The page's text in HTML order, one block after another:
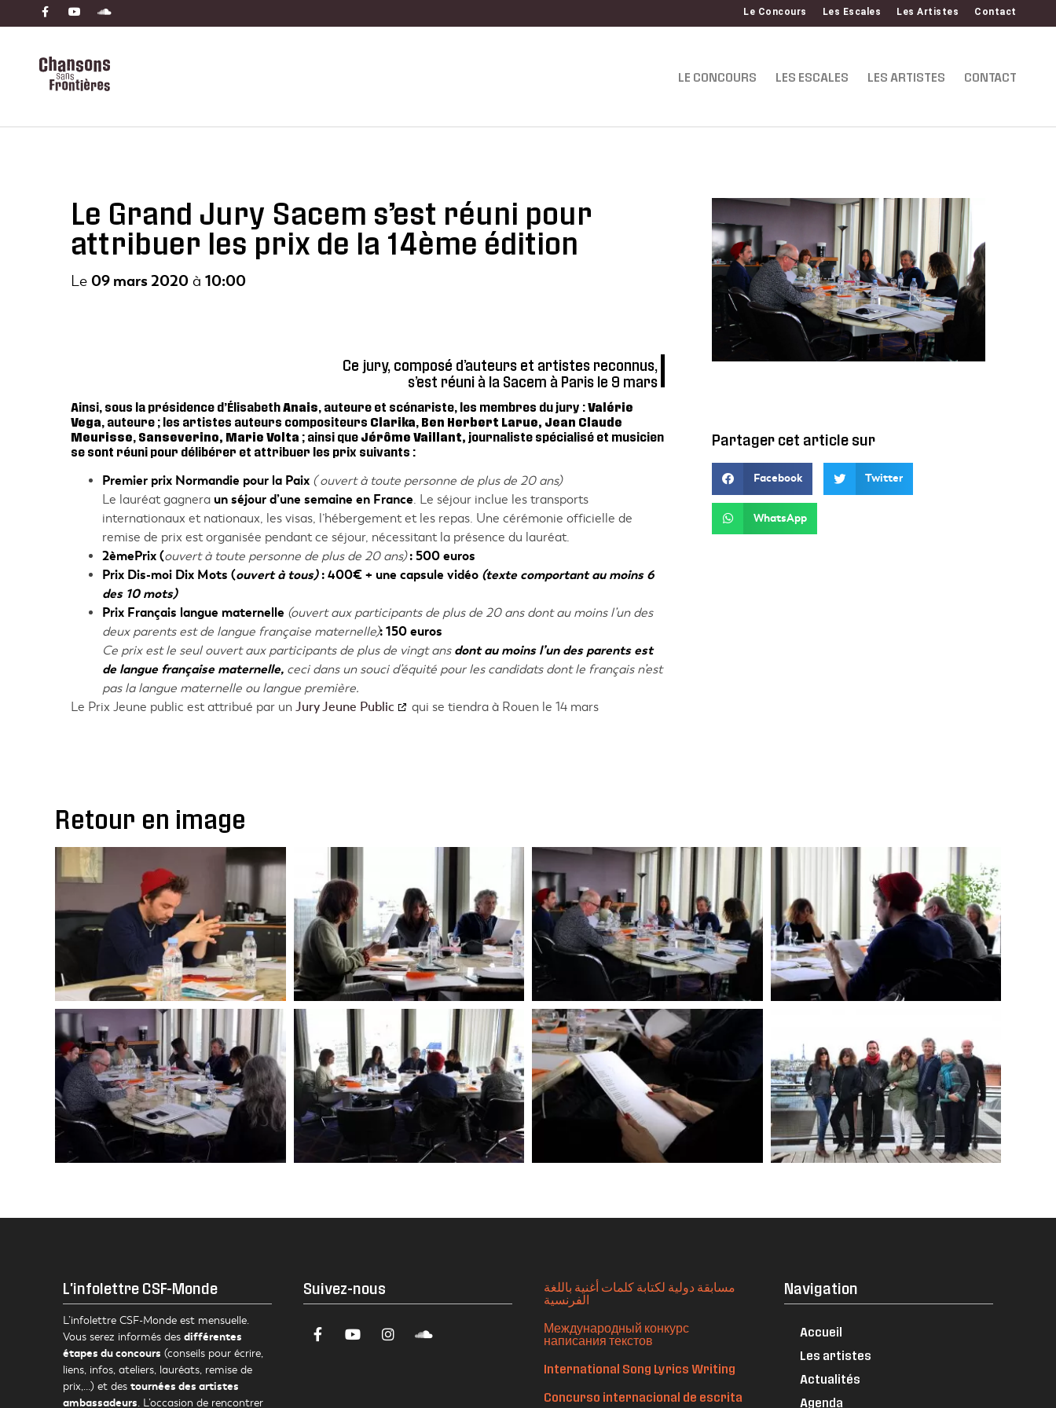
Le Concours Les Escales Les Artistes Contact
LE CONCOURS LES ESCALES LES ARTISTES CONTACT
Le Grand Jury Sacem s’est réuni pour
attribuer les prix de la 14ème édition
Le 09 mars 2020 à 10:00
Ce jury, composé d’auteurs et artistes reconnus,
s’est réuni à la Sacem à Paris le 9 mars
Ainsi, sous la présidence d’ÉlisabethAnaïs, auteure et scénariste, les membres du jury :Valérie
Vega, auteure ; les artistes auteurs compositeurs Clarika, Ben Herbert Larue, Jean Claude
Meurisse, Sanseverino, Marie Volta ; ainsi que Jérôme Vaillant, journaliste spécialisé et musicien
se sont réuni pour délibérer et attribuer les prix suivants :
Premier prix Normandie pour la Paix ( ouvert à toute personne de plus de 20 ans)
Le lauréat gagnera un séjour d’une semaine en France. Le séjour inclue les transports
internationaux et nationaux, les visas, l’hébergement et les repas. Une cérémonie officielle de
remise de prix est organisée pendant ce séjour, nécessitant la présence du lauréat.
2èmePrix (ouvert à toute personne de plus de 20 ans): 500 euros
Prix Dis-moi Dix Mots (ouvert à tous) : 400€ + une capsule vidéo (texte comportant au moins 6
des 10 mots)
Prix Français langue maternelle (ouvert aux participants de plus de 20 ans dont au moins l’un des
deux parents est de langue française maternelle): 150 euros
Ce prix est le seul ouvert aux participants de plus de vingt ans dont au moins l’un des parents est
de langue française maternelle, ceci dans un souci d’équité pour les candidats dont le français n’est
pas la langue maternelle ou langue première.
Le Prix Jeune public est attribué par un Jury Jeune Public qui se tiendra à Rouen le 14 mars
Partager cet article sur
Facebook Twitter
WhatsApp
Retour en image
L'infolettre CSF-Monde
L’infolettre CSF-Monde est mensuelle.
Vous serez informés des différentes
étapes du concours (conseils pour écrire,
liens, infos, ateliers, lauréats, remise de
prix,…) et des tournées des artistes
ambassadeurs. L’occasion de rencontrer
Suivez-nous
مسابقة دولية لكتابة كلمات أغنية باللغة
الفرنسية
Международный конкурс
написания текстов
International Song Lyrics Writing
Concurso internacional de escrita
Navigation
Accueil
Les artistes
Actualités
Agenda